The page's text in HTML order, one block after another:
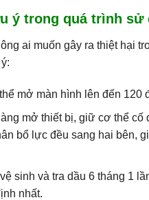
ý trong quá trình sử
ai muốn gây ra thiệt hại
mở màn hình lên đến 120
mở thiết bị, giữ cơ thể
bổ lực đều sang hai bên,
sinh và tra dầu 6 tháng 1
nhất.